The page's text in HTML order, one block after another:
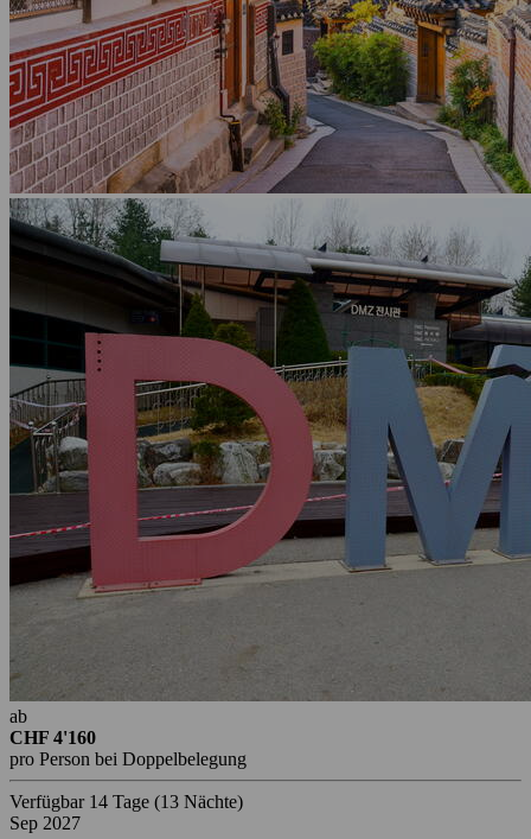
ab
CHF 4'160
pro Person bei Doppelbelegung
Verfügbar 14 Tage (13 Nächte)
Sep 2027